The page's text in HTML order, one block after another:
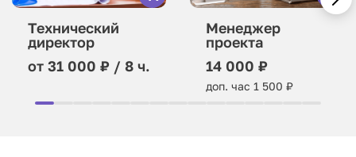
Технический
директор
от 31 000 ₽ / 8 ч.
Менеджер
проекта
14 000 ₽
доп. час 1 500 ₽